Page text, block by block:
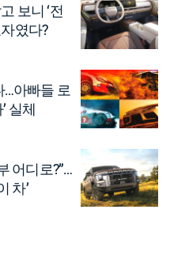
보니 ‘전
자였다?
…아빠들 로
실체
어디로?”…
차’